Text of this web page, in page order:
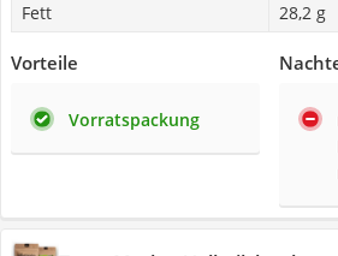
Fett
28,2 g
Vorteile
Vorratspackung